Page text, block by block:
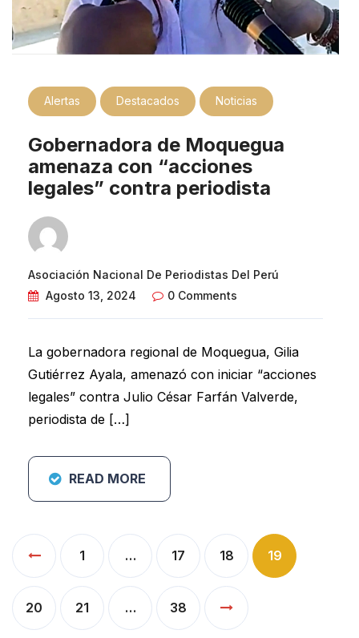
Alertas Destacados Noticias
Gobernadora de Moquegua
amenaza con “acciones
legales” contra periodista
Asociación Nacional De Periodistas Del Perú
Agosto 13, 2024
0 Comments
La gobernadora regional de Moquegua, Gilia
Gutiérrez Ayala, amenazó con iniciar “acciones
legales” contra Julio César Farfán Valverde,
periodista de […]
READ MORE
Paginación
de
entradas
1 … 17 18 19
20 21 … 38